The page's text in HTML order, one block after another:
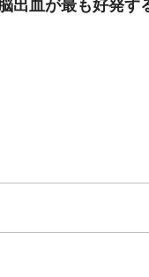
索硬化症
血が最も好発す